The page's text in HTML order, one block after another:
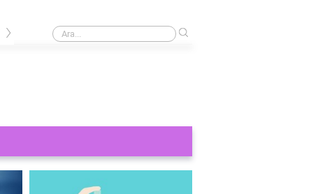
Baldır ağrısı için hangi bandaj kullanılır?
›